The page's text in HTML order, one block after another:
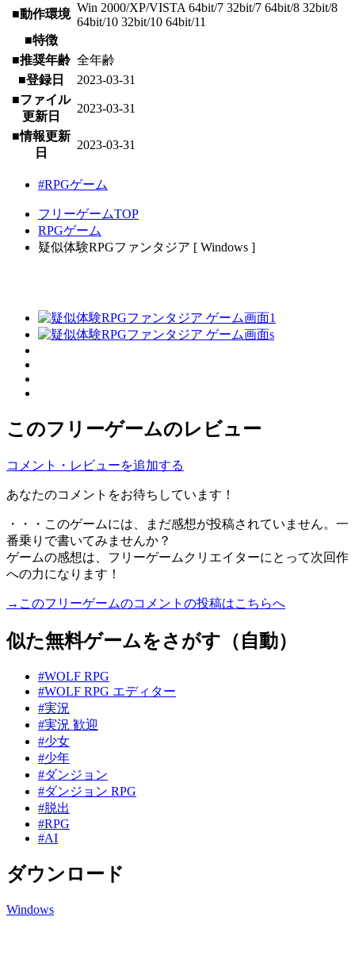
■動作環境 Win 2000/XP/VISTA 64bit/7 32bit/7 64bit/8 32bit/8
64bit/10 32bit/10 64bit/11
■特徴
■推奨年齢 全年齢
■登録日
2023-03-31
■ファイル
更新日
2023-03-31
■情報更新
日
2023-03-31
#RPGゲーム
フリーゲームTOP
RPGゲーム
疑似体験RPGファンタジア [ Windows ]
このフリーゲームのレビュー
コメント・レビューを追加する
あなたのコメントをお待ちしています！
・・・このゲームには、まだ感想が投稿されていません。一
番乗りで書いてみませんか？
ゲームの感想は、フリーゲームクリエイターにとって次回作
への力になります！
→このフリーゲームのコメントの投稿はこちらへ
似た無料ゲームをさがす（自動）
#WOLF RPG
#WOLF RPG エディター
#実況
#実況 歓迎
#少女
#少年
#ダンジョン
#ダンジョン RPG
#脱出
#RPG
#AI
ダウンロード
Windows